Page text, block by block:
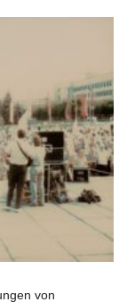
von